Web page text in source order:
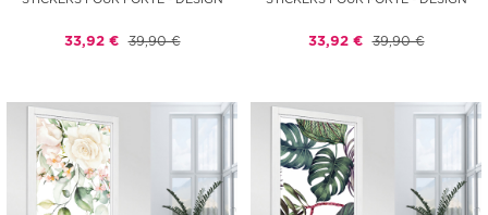
33,92 € 39,90 € 33,92 € 39,90 €